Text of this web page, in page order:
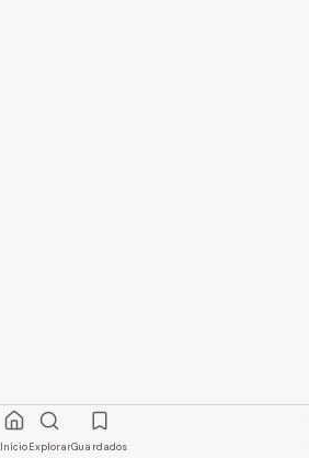
InícioExplorarGuardados